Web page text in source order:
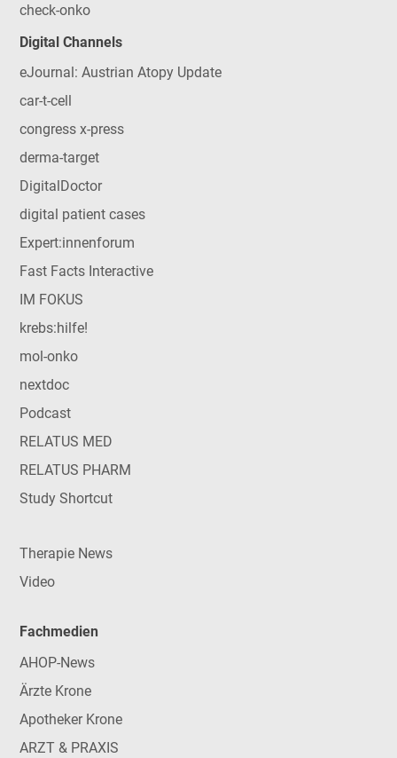
check-onko
Digital Channels
eJournal: Austrian Atopy Update
car-t-cell
congress x-press
derma-target
DigitalDoctor
digital patient cases
Expert:innenforum
Fast Facts Interactive
IM FOKUS
krebs:hilfe!
mol-onko
nextdoc
Podcast
RELATUS MED
RELATUS PHARM
Study Shortcut
Therapie News
Video
Fachmedien
AHOP-News
Ärzte Krone
Apotheker Krone
ARZT & PRAXIS